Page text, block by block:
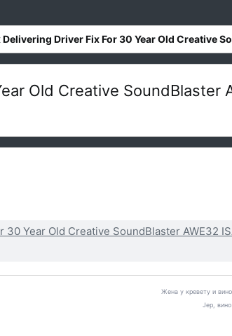
Driver Fix For 30 Year Old Creative
Old Creative SoundBlaster
Old Creative SoundBlaster AWE32 ISA Sound
Жена у кревету и вино
Јер,